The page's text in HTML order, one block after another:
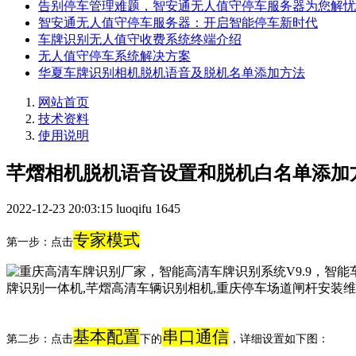
告别停车管理难题，智安通无人值守停车服务器为您解忧
智安通无人值守停车服务器：开启智能停车新时代
车牌识别无人值守收费系统终端介绍
无人值守停车系统解决方案
华夏车牌识别相机脱机语音及脱机名单添加方法
网站首页
技术资料
使用说明
芊熠相机脱机语音设置和脱机白名单添加
2022-12-23 20:03:15 luoqifu 1645
第一步：点击专家模式
第二步：点击基本配置下的 串口通信 ，详细设置如下图：